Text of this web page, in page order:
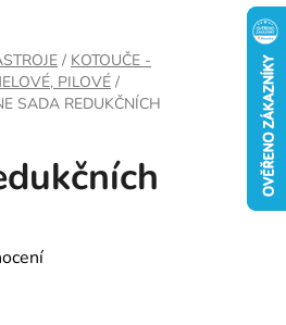
/ KOTOUČE -
PILOVÉ /
SADA REDUKČNÍCH